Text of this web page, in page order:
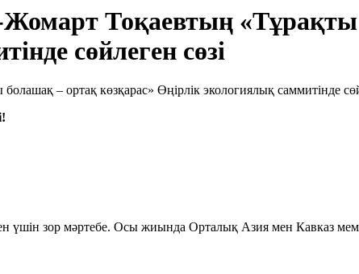
Тоқаевтың «Тұрақты
сөйлеген сөзі
үшін зор мәртебе. Осы жиында Орталық Азия мен Кавказ